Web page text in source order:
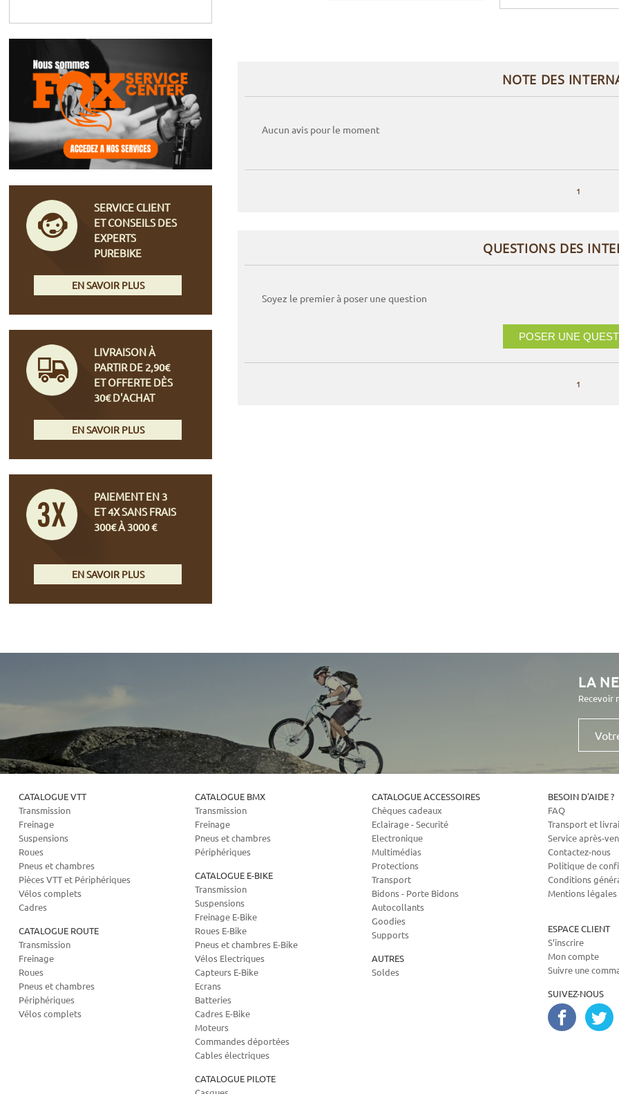
NOTE DES
Aucun avis pour le moment
1
QUESTIONS DES
Soyez le premier à poser une question
POSER UNE
1
SERVICE CLIENT
ET CONSEILS DES
EXPERTS
PUREBIKE
EN SAVOIR PLUS
LIVRAISON À
PARTIR DE 2,90€
ET OFFERTE DÈS
30€ D'ACHAT
EN SAVOIR PLUS
PAIEMENT EN 3
ET 4X SANS FRAIS
300€ À 3000 €
EN SAVOIR PLUS
LA
Recevoir
Votre
mail
CATALOGUE VTT
Transmission
Freinage
Suspensions
Roues
Pneus et chambres
Pièces VTT et Périphériques
Vélos complets
Cadres
CATALOGUE ROUTE
Transmission
Freinage
Roues
Pneus et chambres
Périphériques
Vélos complets
CATALOGUE BMX
Transmission
Freinage
Pneus et chambres
Périphériques
CATALOGUE E-BIKE
Transmission
Suspensions
Freinage E-Bike
Roues E-Bike
Pneus et chambres E-Bike
Vélos Electriques
Capteurs E-Bike
Ecrans
Batteries
Cadres E-Bike
Moteurs
Commandes déportées
Cables électriques
CATALOGUE PILOTE
CATALOGUE ACCESSOIRES
Chèques cadeaux
Eclairage - Securité
Electronique
Multimédias
Protections
Transport
Bidons - Porte Bidons
Autocollants
Goodies
Supports
AUTRES
Soldes
BESOIN D'AIDE ?
FAQ
Transport et
Service après-
Contactez-nous
Politique de
Conditions
Mentions légales
ESPACE CLIENT
S’inscrire
Mon compte
Suivre une
SUIVEZ-NOUS